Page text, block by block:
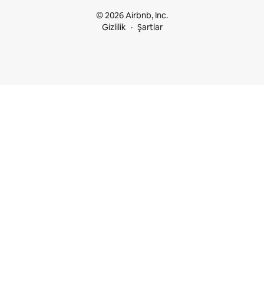
© 2026 Airbnb, Inc.
Gizlilik
Şartlar